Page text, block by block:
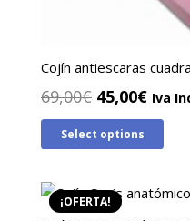
Cojín antiescaras
69,00€ El
precio
original
69,00€.
45,00€El
precio
actual
Iva
Select options
¡OFERTA!